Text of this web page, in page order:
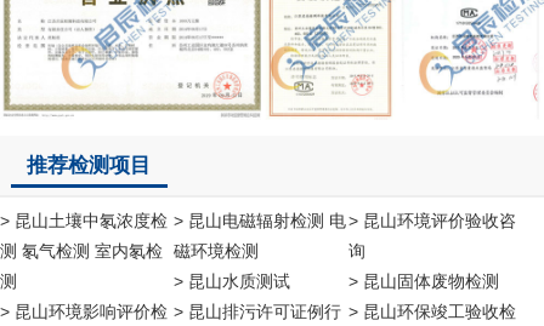
推荐检测项目
> 昆山土壤中氡浓度检
测 氡气检测 室内氡检
测
> 昆山电磁辐射检测 电
磁环境检测
> 昆山环境评价验收咨
询
> 昆山水质测试
> 昆山固体废物检测
> 昆山环境影响评价检 > 昆山排污许可证例行 > 昆山环保竣工验收检